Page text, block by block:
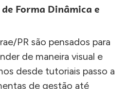
Forma Dinâmica e
PR são pensados para
de maneira visual e
desde tutoriais passo a
de gestão até